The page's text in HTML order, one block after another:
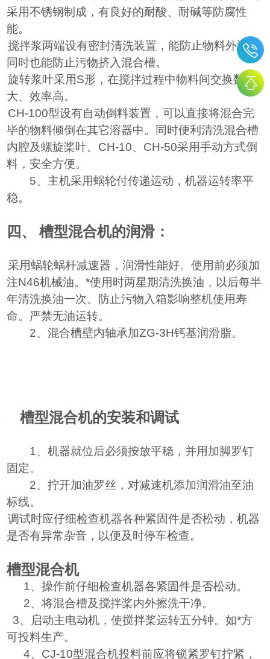
采用不锈钢制成，有良好的耐酸、耐碱等防腐性
能。
搅拌浆两端设有密封清洗装置，能防止物料外泄，
同时也能防止污物挤入混合槽。
旋转浆叶采用S形，在搅拌过程中物料间交换数量
大、效率高。
CH-100型设有自动倒料装置，可以直接将混合完
毕的物料倾倒在其它溶器中。同时便利清洗混合槽
内腔及螺旋桨叶。CH-10、CH-50采用手动方式倒
料，安全方便。
5、主机采用蜗轮付传递运动，机器运转率平
稳。
四、 槽型混合机的润滑：
采用蜗轮蜗杆减速器，润滑性能好。使用前必须加
注N46机械油。*使用时两星期清洗换油，以后每半
年清洗换油一次。防止污物入箱影响整机使用寿
命。严禁无油运转。
2、混合槽壁内轴承加ZG-3H钙基润滑脂。
槽型混合机的安装和调试
1、机器就位后必须按放平稳，并用加脚罗钉
固定。
2、拧开加油罗丝，对减速机添加润滑油至油
标线。
调试时应仔细检查机器各种紧固件是否松动，机器
是否有异常杂音，以便及时停车检查。
槽型混合机
1、操作前仔细检查机器各紧固件是否松动。
2、将混合槽及搅拌桨内外擦洗干净。
3、启动主电动机，使搅拌桨运转五分钟。如*方
可投料生产。
4、CJ-10型混合机投料前应将锁紧罗钉拧紧，